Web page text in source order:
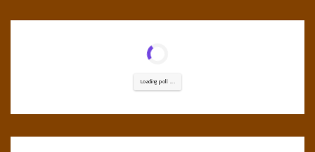
Loading poll ...